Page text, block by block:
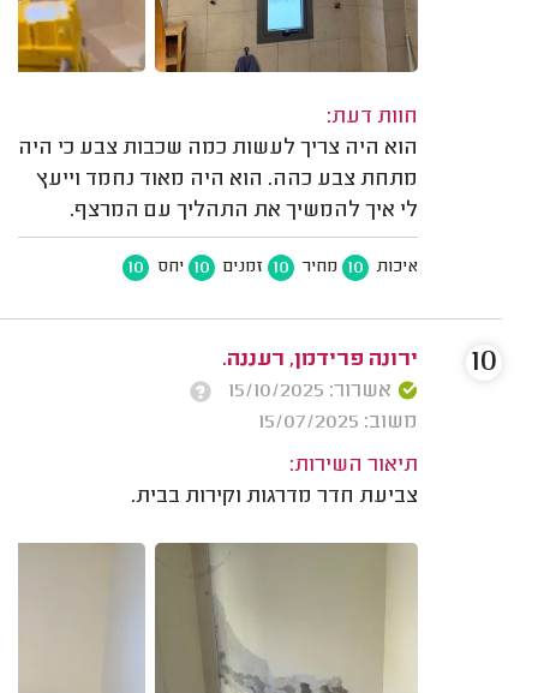
חוות דעת:
הוא היה צריך לעשות כמה שכבות צבע כי היה
מתחת צבע כהה. הוא היה מאוד נחמד וייעץ
לי איך להמשיך את התהליך עם המרצף.
איכות 10 מחיר 10 זמנים 10 יחס 10
ירונה פרידמן, רעננה.
אשרור: 15/10/2025
משוב: 15/07/2025
תיאור השירות:
צביעת חדר מדרגות וקירות בבית.
10